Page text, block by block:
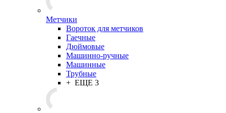
Метчики
Вороток для метчиков
Гаечные
Дюймовые
Машинно-ручные
Машинные
Трубные
+ ЕЩЕ 3